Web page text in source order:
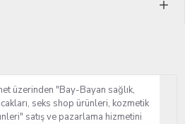
üzerinden "Bay-Bayan sağlık,
seks shop ürünleri, kozmetik
satış ve pazarlama hizmetini